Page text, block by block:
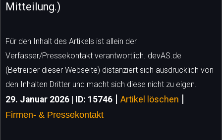
Mitteilung.)
Für den Inhalt des Artikels ist allein der
Verfasser/Pressekontakt verantwortlich. devAS.de
(Betreiber dieser Webseite) distanziert sich ausdrücklich von
den Inhalten Dritter und macht sich diese nicht zu eigen.
29. Januar 2026 | ID: 15746 | Artikel löschen |
Firmen- & Pressekontakt